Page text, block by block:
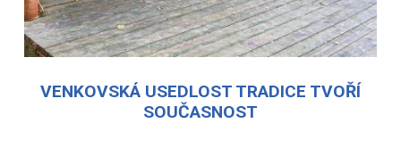
VENKOVSKÁ USEDLOST TRADICE TVOŘÍ
SOUČASNOST